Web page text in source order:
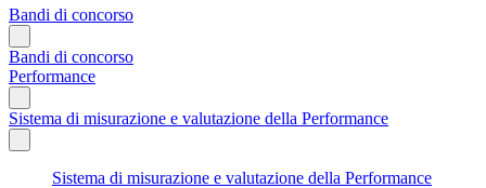
Bandi di concorso
Bandi di concorso
Performance
Sistema di misurazione e valutazione della Performance
Sistema di misurazione e valutazione della Performance